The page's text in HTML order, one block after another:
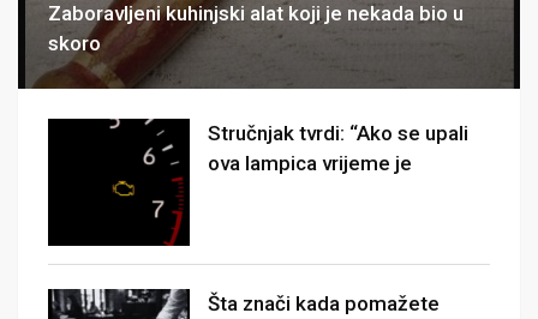
Zaboravljeni kuhinjski alat koji je nekada bio u
skoro
Stručnjak tvrdi: “Ako se upali
ova lampica vrijeme je
Šta znači kada pomažete